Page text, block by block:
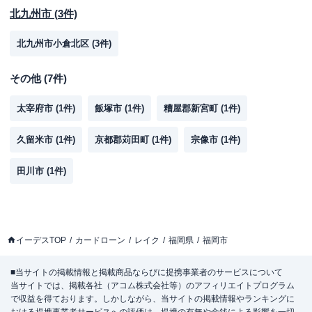
北九州市 (3件)
北九州市小倉北区 (3件)
その他(7件)
太宰府市 (1件) 飯塚市 (1件) 糟屋郡新宮町 (1件)
久留米市 (1件) 京都郡苅田町 (1件) 宗像市 (1件)
田川市 (1件)
イーデスTOP カードローン レイク 福岡県 福岡市
■当サイトの掲載情報と掲載商品ならびに提携事業者のサービスについて
当サイトでは、掲載各社（アコム株式会社等）のアフィリエイトプログラム
で収益を得ております。しかしながら、当サイトの掲載情報やランキングに